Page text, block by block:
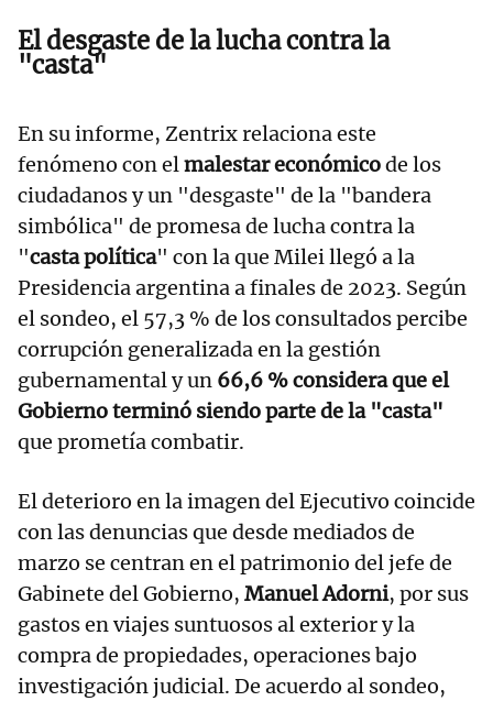
El desgaste de la lucha contra la
"casta"
En su informe, Zentrix relaciona este
fenómeno con elmalestar económicode los
ciudadanos y un "desgaste" de la "bandera
simbólica" de promesa de lucha contra la
"casta política" con la que Milei llegó a la
Presidencia argentina a finales de 2023. Según
el sondeo, el 57,3 % de los consultados percibe
corrupción generalizada en la gestión
gubernamental y un 66,6 % considera que el
Gobierno terminó siendo parte de la "casta"
que prometía combatir.
El deterioro en la imagen del Ejecutivo coincide
con las denuncias que desde mediados de
marzo se centran en el patrimonio del jefe de
Gabinete del Gobierno, Manuel Adorni, por sus
gastos en viajes suntuosos al exterior y la
compra de propiedades, operaciones bajo
investigación judicial. De acuerdo al sondeo,